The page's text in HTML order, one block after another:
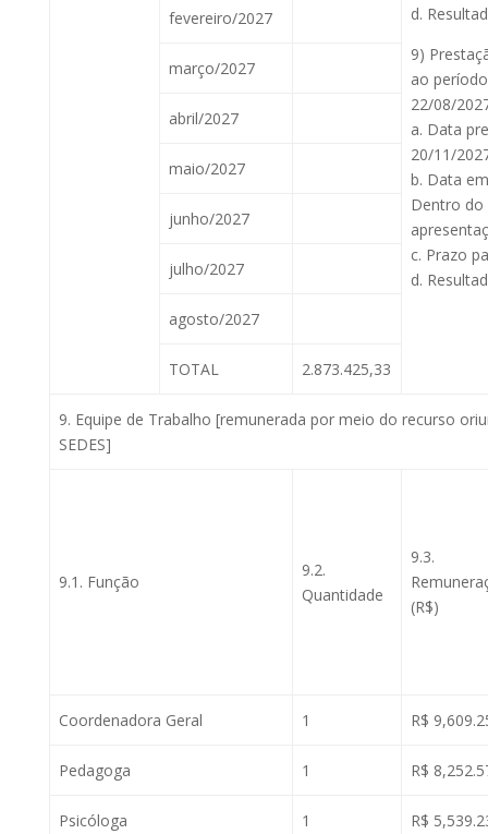
d.
9)
ao
22/08/
a. Data
20/11/
b. Data
Dentro do
c. Prazo
d.
fevereiro/2027
março/2027
abril/2027
maio/2027
junho/2027
julho/2027
agosto/2027
TOTAL 2.873.425,33
9. Equipe de Trabalho [remunerada por meio do recurso
SEDES]
9.1. Função
9.2.
Quantidade
9.3.
(R$)
Coordenadora Geral 1 R$
Pedagoga 1 R$
Psicóloga 1 R$